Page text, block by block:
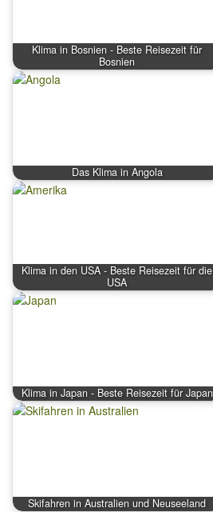
Klima in Bosnien - Beste Reisezeit für
Bosnien
Das Klima in Angola
Klima in den USA - Beste Reisezeit für die
USA
Klima in Japan - Beste Reisezeit für Japan
Skifahren in Australien und Neuseeland